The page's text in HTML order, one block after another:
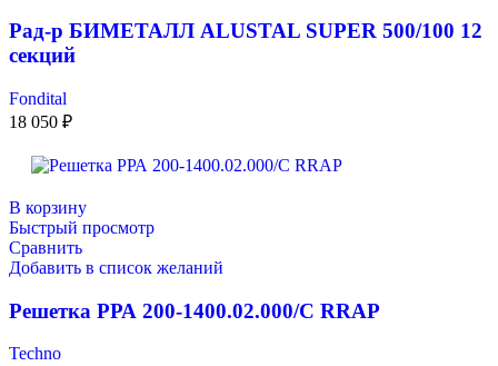
Рад-р БИМЕТАЛЛ ALUSTAL SUPER 500/100 12
секций
Fondital
18 050 ₽
В корзину
Быстрый просмотр
Сравнить
Добавить в список желаний
Решетка РРА 200-1400.02.000/С RRAP
Techno